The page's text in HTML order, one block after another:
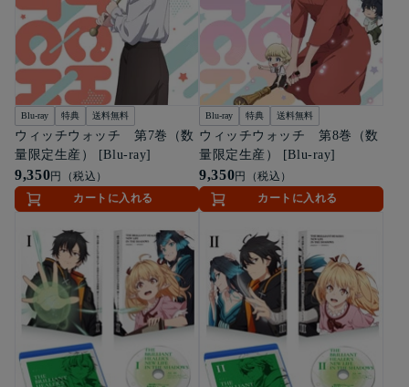
Blu-ray 特典 送料無料
ウィッチウォッチ 第7巻（数
量限定生産） [Blu-ray]
9,350円（税込）
カートに入れる
Blu-ray 特典 送料無料
ウィッチウォッチ 第8巻（数
量限定生産） [Blu-ray]
9,350円（税込）
カートに入れる